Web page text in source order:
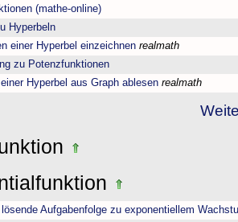
(mathe-online)
Hyperbeln
einer Hyperbel einzeichnen realmath
zu Potenzfunktionen
Hyperbel aus Graph ablesen realmath
Aufgabenfolge zu exponentiellem